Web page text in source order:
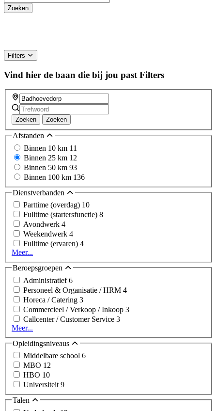
Filters
Vind hier de baan die bij jou past Filters
Zoeken Zoeken
Afstanden
Binnen 10 km 11
Binnen 25 km 12
Binnen 50 km 93
Binnen 100 km 136
Dienstverbanden
Parttime (overdag) 10
Fulltime (startersfunctie) 8
Avondwerk 4
Weekendwerk 4
Fulltime (ervaren) 4
Meer...
Beroepsgroepen
Administratief6
Personeel & Organisatie / HRM 4
Horeca / Catering 3
Commercieel / Verkoop / Inkoop 3
Callcenter / Customer Service 3
Meer...
Opleidingsniveaus
Middelbare school 6
MBO 12
HBO 10
Universiteit9
Talen